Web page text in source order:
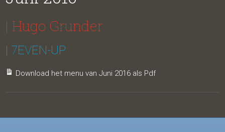
| Hugo Grunder
| 7EVEN-UP
Download het menu van Juni 2016 als Pdf